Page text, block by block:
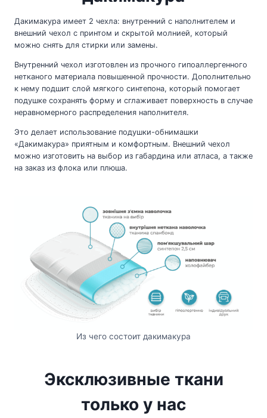
Дакимакура имеет 2 чехла: внутренний с наполнителем и
внешний чехол с принтом и скрытой молнией, который
можно снять для стирки или замены.
Внутренний чехол изготовлен из прочного гипоаллергенного
нетканого материала повышенной прочности. Дополнительно
к нему подшит слой мягкого синтепона, который помогает
подушке сохранять форму и сглаживает поверхность в случае
неравномерного распределения наполнителя.
Это делает использование подушки-обнимашки
«Дакимакура» приятным и комфортным. Внешний чехол
можно изготовить на выбор из габардина или атласа, а также
на заказ из флока или плюша.
Из чего состоит дакимакура
Эксклюзивные ткани
только у нас